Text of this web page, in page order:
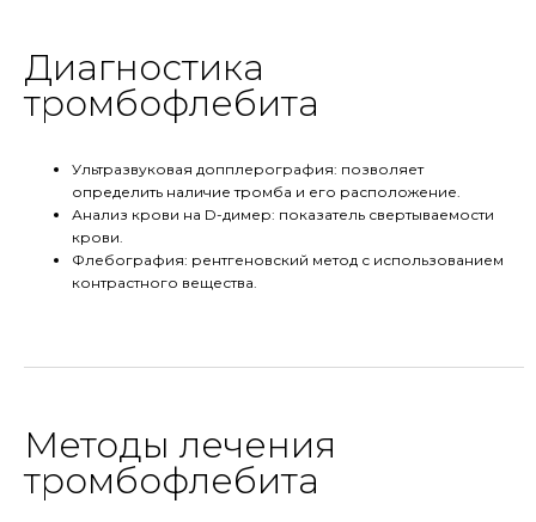
Диагностика
тромбофлебита
Ультразвуковая допплерография: позволяет
определить наличие тромба и его расположение.
Анализ крови на D-димер: показатель свертываемости
крови.
Флебография: рентгеновский метод с использованием
контрастного вещества.
Методы лечения
тромбофлебита